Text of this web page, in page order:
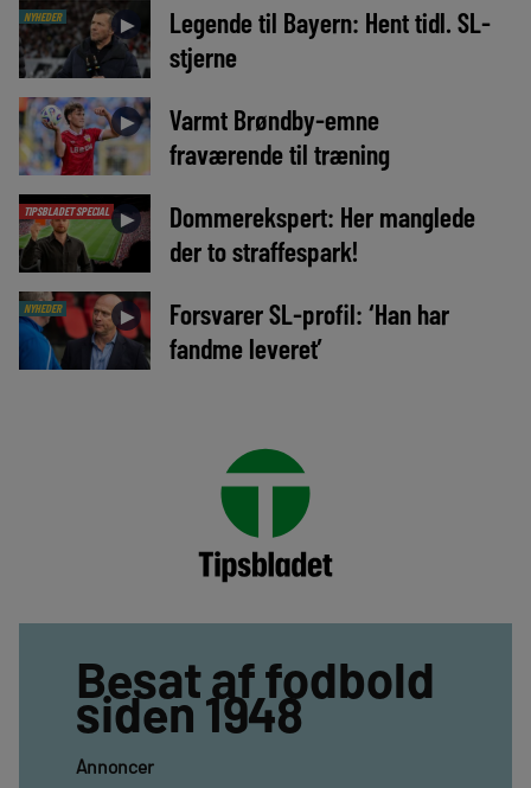
NYHEDER ►
Legende til Bayern: Hent tidl. SL-
stjerne
►
Varmt Brøndby-emne
fraværende til træning
TIPSBLADET SPECIAL ►
Dommerekspert: Her manglede
der to straffespark!
NYHEDER ►
Forsvarer SL-profil: ‘Han har
fandme leveret’
Besat af fodbold
siden 1948
Annoncer